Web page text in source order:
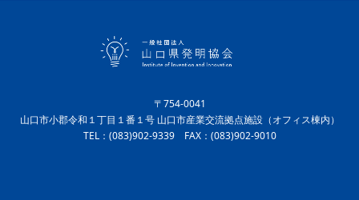
〒754-0041
山口市小郡令和１丁目１番１号 山口市産業交流拠点施設（オフィス棟内）
TEL：(083)902-9339 FAX：(083)902-9010